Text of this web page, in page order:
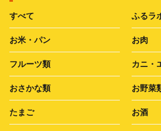
すべて ふるラ
お米・パン お肉
フルーツ類 カニ・
おさかな類 お野菜
たまご お酒